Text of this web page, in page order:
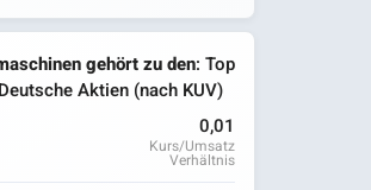
gehört zu den: Top
Aktien (nach KUV)
0,01
Kurs/Umsatz
Verhältnis